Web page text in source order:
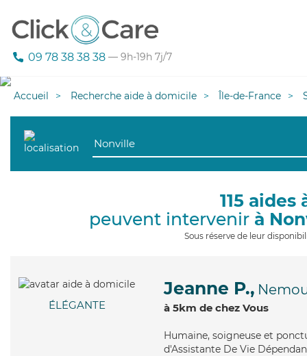
09 78 38 38 38 — 9h-19h 7j/7
Accueil Recherche aide à domicile Île-de-France
115
peuvent intervenir à
Sous réserve de leur
ÉLÉGANTE
Jeanne P.,
à 5km de chez Vous
Humaine, soigneuse et
d'Assistante De Vie